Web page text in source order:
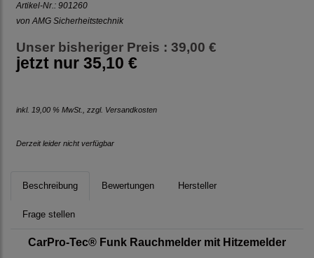
Artikel-Nr.: 901260
von AMG Sicherheitstechnik
Unser bisheriger Preis : 39,00 €
jetzt nur 35,10 €
inkl. 19,00 % MwSt., zzgl. Versandkosten
Derzeit leider nicht verfügbar
Beschreibung Bewertungen Hersteller
Frage stellen
CarPro-Tec® Funk Rauchmelder mit Hitzemelder